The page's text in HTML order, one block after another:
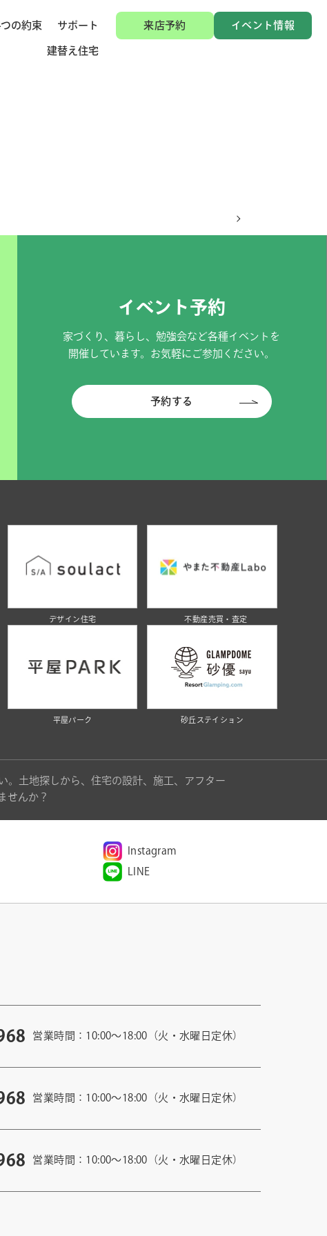
の約束 サポート
建替え住宅
来店予約 イベント情報
イベント予約
家づくり、暮らし、勉強会など各種イベントを
開催しています。お気軽にご参加ください。
予約する
デザイン住宅 不動産売買・査定
平屋パーク 砂丘ステイション
。土地探しから、住宅の設計、施工、アフター
せんか？
Instagram
LINE
営業時間：10:00〜18:00（火・水曜日定休）
営業時間：10:00〜18:00（火・水曜日定休）
営業時間：10:00〜18:00（火・水曜日定休）